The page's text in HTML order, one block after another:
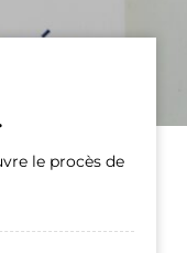
le procès de